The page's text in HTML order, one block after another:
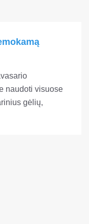
naudoti visuose
gėlių,